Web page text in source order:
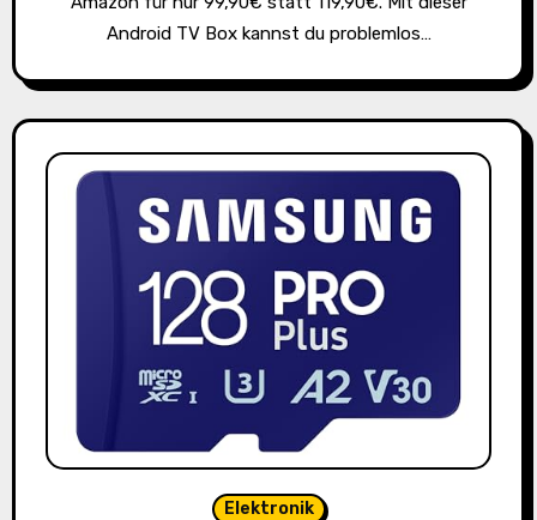
Android TV Box kannst du problemlos…
Elektronik